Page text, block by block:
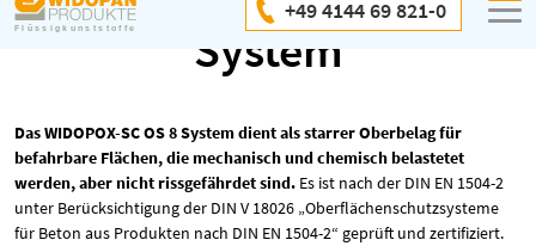
+49 4144 69 821-0
System
Das WIDOPOX-SC OS 8 System dient als starrer Oberbelag für
befahrbare Flächen, die mechanisch und chemisch belastetet
werden, aber nicht rissgefährdet sind. Es ist nach der DIN EN 1504-2
unter Berücksichtigung der DIN V 18026 „Oberflächenschutzsysteme
für Beton aus Produkten nach DIN EN 1504-2“ geprüft und zertifiziert.